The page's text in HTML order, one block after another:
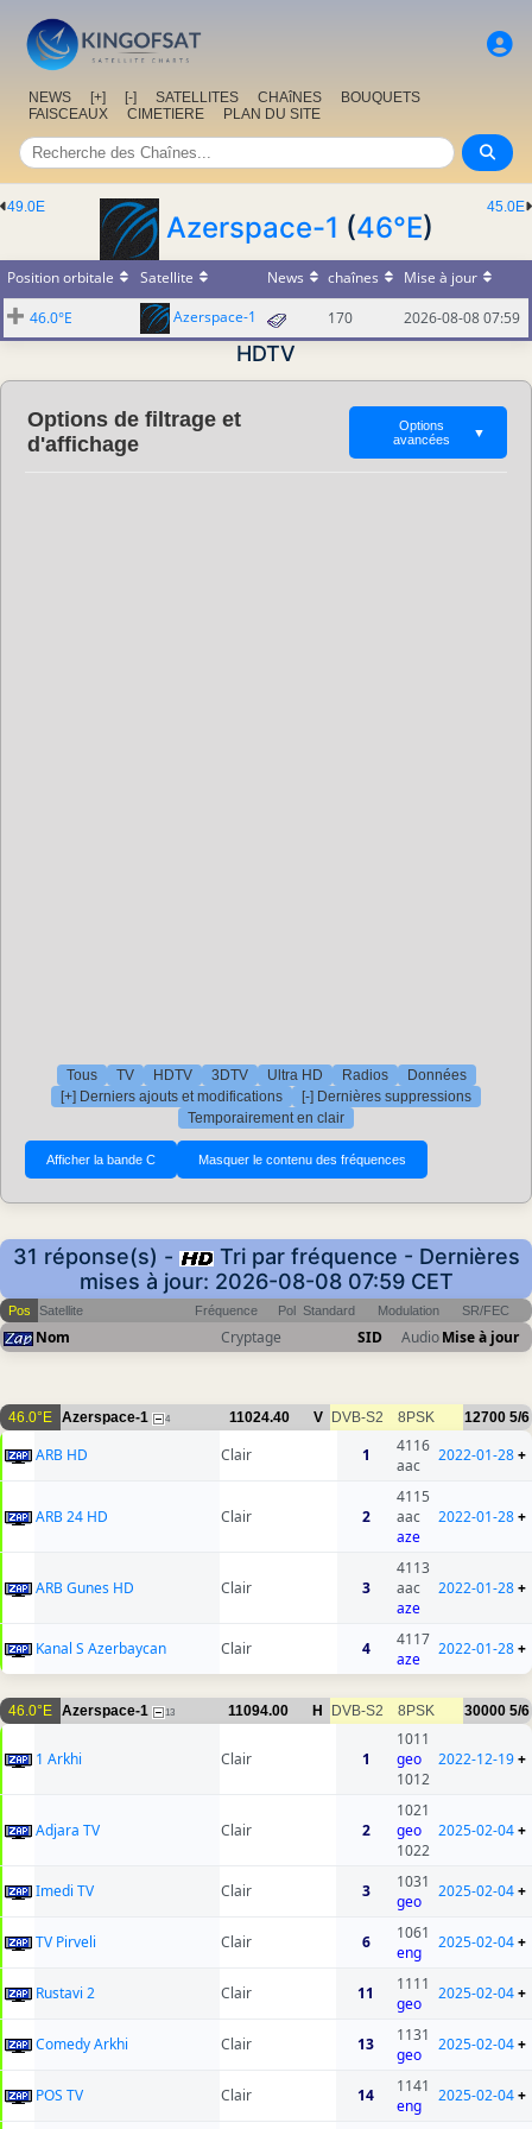
NEWS [+] [-] SATELLITES CHAîNES
BOUQUETS
FAISCEAUX
CIMETIERE PLAN DU SITE
45.0E
49.0E
Azerspace-1 (46°E)
Position orbitale Satellite News chaînes
Mise à jour
46.0°E
Azerspace-1 170 2026-08-08 07:59
HDTV
Options de filtrage et
d'affichage
Options
avancées
▼
Tous TV HDTV 3DTV Ultra HD Radios
Données
[+] Derniers ajouts et modifications
[-] Dernières suppressions
Temporairement en clair
31 réponse(s) -
Tri par fréquence - Dernières
mises à jour: 2026-08-08 07:59 CET
Pos Satellite Fréquence Pol Standard Modulation SR/FEC
Nom Cryptage SID AudioMise à jour
46.0°E Azerspace-1 4 11024.40 V DVB-S2 8PSK 12700 5/6
ARB HD Clair 1
4116
aac
2022-01-28+
ARB 24 HD Clair 2
4115
aac
aze
2022-01-28+
ARB Gunes HD Clair 3
4113
aac
aze
2022-01-28+
Kanal S Azerbaycan Clair 4
4117
aze
2022-01-28+
46.0°E Azerspace-1 13 11094.00 H DVB-S2 8PSK 30000 5/6
1 Arkhi Clair 1
1011
geo
1012
2022-12-19+
Adjara TV Clair 2
1021
geo
1022
2025-02-04+
Imedi TV Clair 3
1031
geo
2025-02-04+
TV Pirveli Clair 6
1061
eng
2025-02-04+
Rustavi 2 Clair 11
1111
geo
2025-02-04+
Comedy Arkhi Clair 13
1131
geo
2025-02-04+
POS TV Clair 14
1141
eng
2025-02-04+